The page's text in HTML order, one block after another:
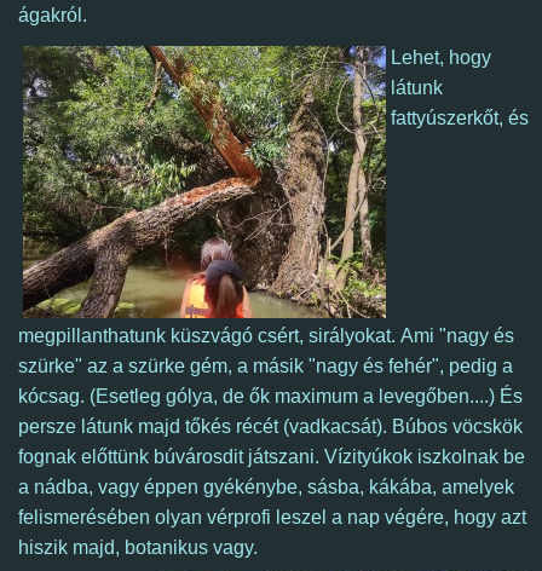
ágakról.
Lehet, hogy
látunk
fattyúszerkőt, és
megpillanthatunk küszvágó csért, sirályokat. Ami "nagy és
szürke" az a szürke gém, a másik "nagy és fehér", pedig a
kócsag. (Esetleg gólya, de ők maximum a levegőben....) És
persze látunk majd tőkés récét (vadkacsát). Búbos vöcskök
fognak előttünk búvárosdit játszani. Vízityúkok iszkolnak be
a nádba, vagy éppen gyékénybe, sásba, kákába, amelyek
felismerésében olyan vérprofi leszel a nap végére, hogy azt
hiszik majd, botanikus vagy.